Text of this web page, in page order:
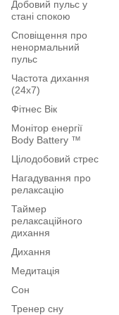
Добовий пульс у
стані спокою
Сповіщення про
ненормальний
пульс
Частота дихання
(24x7)
Фітнес Вік
Монітор енергії
Body Battery ™
Цілодобовий стрес
Нагадування про
релаксацію
Таймер
релаксаційного
дихання
Дихання
Медитація
Сон
Тренер сну